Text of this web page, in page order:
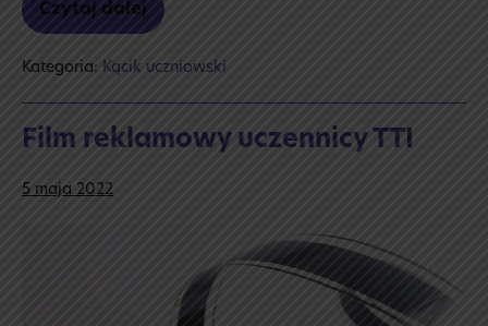
Czytaj dalej
Szkolny
film
Kategoria: Kącik uczniowski
Film reklamowy uczennicy TTI
5 maja 2022